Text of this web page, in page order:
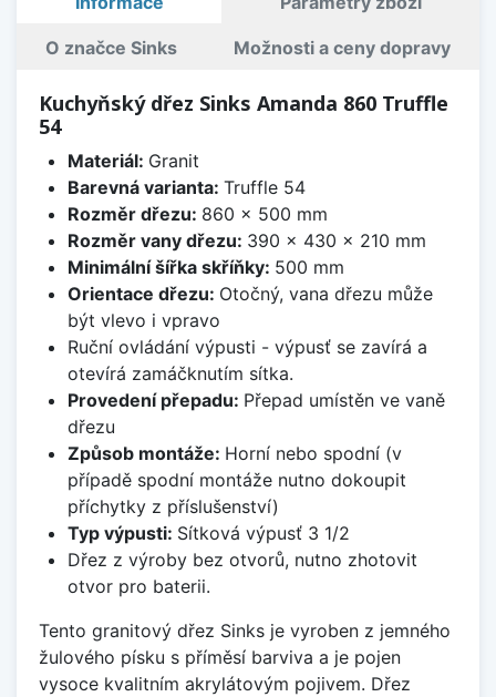
O značce Sinks Možnosti a ceny dopravy
Kuchyňský dřez Sinks Amanda 860 Truffle
54
Materiál: Granit
Barevná varianta: Truffle 54
Rozměr dřezu: 860 x 500 mm
Rozměr vany dřezu: 390 x 430 x 210 mm
Minimální šířka skříňky: 500 mm
Orientace dřezu: Otočný, vana dřezu může
být vlevo i vpravo
Ruční ovládání výpusti - výpusť se zavírá a
otevírá zamáčknutím sítka.
Provedení přepadu: Přepad umístěn ve vaně
dřezu
Způsob montáže: Horní nebo spodní (v
případě spodní montáže nutno dokoupit
příchytky z příslušenství)
Typ výpusti: Sítková výpusť 3 1/2
Dřez z výroby bez otvorů, nutno zhotovit
otvor pro baterii.
Tento granitový dřez Sinks je vyroben z jemného
žulového písku s příměsí barviva a je pojen
vysoce kvalitním akrylátovým pojivem. Dřez